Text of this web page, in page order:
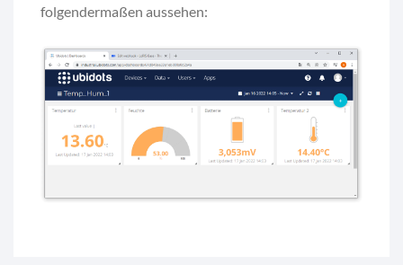
folgendermaßen aussehen: